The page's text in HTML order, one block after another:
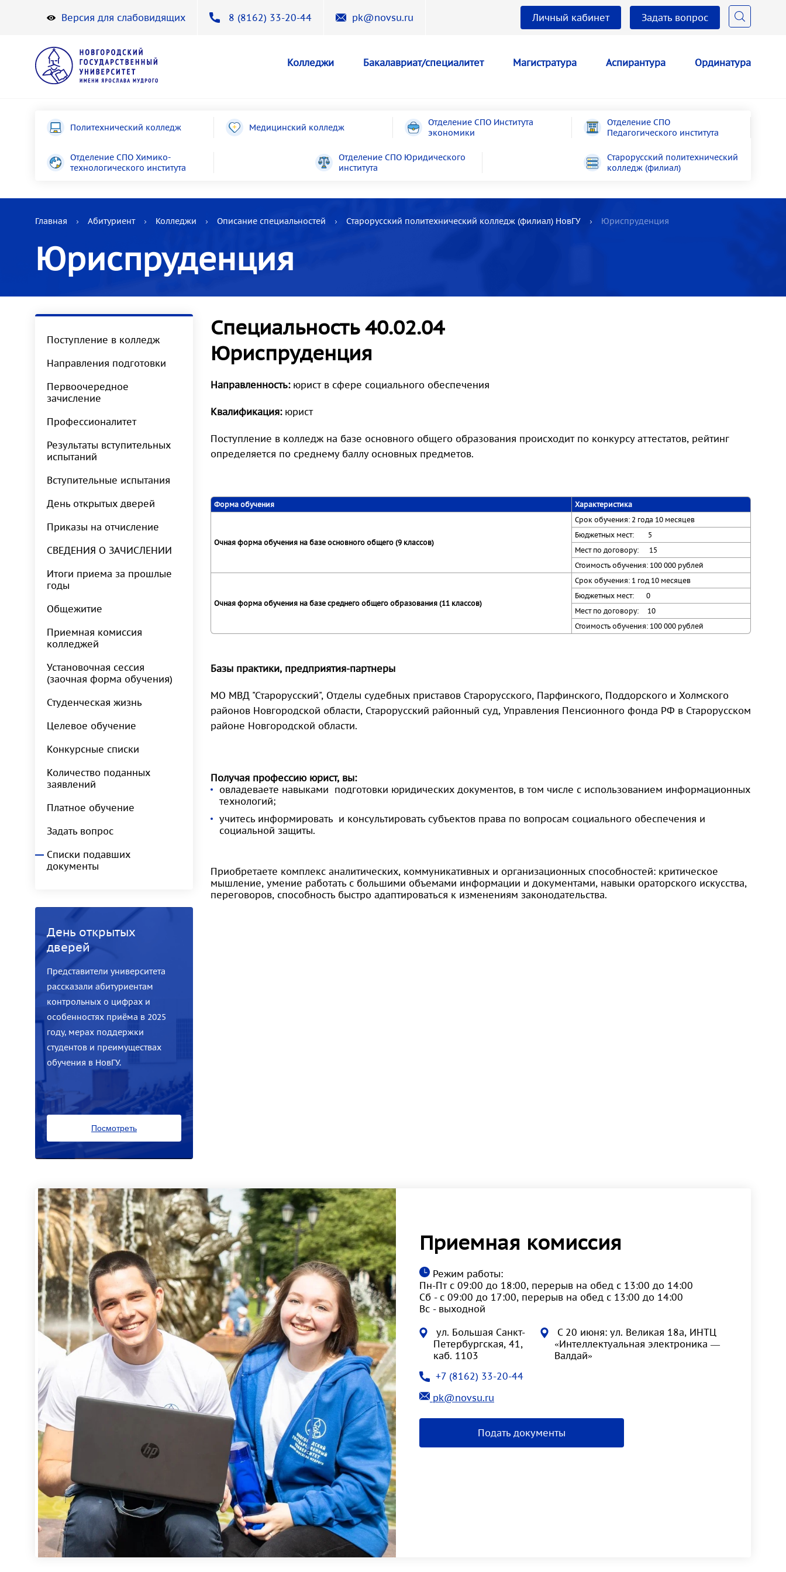
Версия для слабовидящих 8 (8162) 33-20-44 pk@novsu.ru Личный кабинет Задать вопрос
Колледжи Бакалавриат/специалитет Магистратура Аспирантура Ординатура
Политехнический колледж Медицинский колледж
Отделение СПО Института
экономики
Отделение СПО
Педагогического института
Отделение СПО Химико-
технологического института
Отделение СПО Юридического
института
Старорусский политехнический
колледж (филиал)
Главная Абитуриент Колледжи Описание специальностей Старорусский политехнический колледж (филиал) НовГУ Юриспруденция
Юриспруденция
Поступление в колледж
Направления подготовки
Первоочередное
зачисление
Профессионалитет
Результаты вступительных
испытаний
Вступительные испытания
День открытых дверей
Приказы на отчисление
СВЕДЕНИЯ О ЗАЧИСЛЕНИИ
Итоги приема за прошлые
годы
Общежитие
Приемная комиссия
колледжей
Установочная сессия
(заочная форма обучения)
Студенческая жизнь
Целевое обучение
Конкурсные списки
Количество поданных
заявлений
Платное обучение
Задать вопрос
Списки подавших
документы
День открытых
дверей
Представители университета
рассказали абитуриентам
контрольных о цифрах и
особенностях приёма в 2025
году, мерах поддержки
студентов и преимуществах
обучения в НовГУ.
Посмотреть
Специальность 40.02.04
Юриспруденция
Направленность: юрист в сфере социального обеспечения
Квалификация: юрист
Поступление в колледж на базе основного общего образования происходит по конкурсу аттестатов, рейтинг
определяется по среднему баллу основных предметов.
Форма обучения Характеристика
Очная форма обучения на базе основного общего (9 классов)
Срок обучения: 2 года 10 месяцев
Бюджетных мест: 5
Мест по договору: 15
Стоимость обучения: 100 000 рублей
Очная форма обучения на базе среднего общего образования (11 классов)
Срок обучения: 1 год 10 месяцев
Бюджетных мест: 0
Мест по договору: 10
Стоимость обучения: 100 000 рублей
Базы практики, предприятия-партнеры
МО МВД "Старорусский", Отделы судебных приставов Старорусского, Парфинского, Поддорского и Холмского
районов Новгородской области, Старорусский районный суд, Управления Пенсионного фонда РФ в Старорусском
районе Новгородской области.
Получая профессию юрист, вы:
овладеваете навыками подготовки юридических документов, в том числе с использованием информационных
технологий;
учитесь информировать и консультировать субъектов права по вопросам социального обеспечения и
социальной защиты.
Приобретаете комплекс аналитических, коммуникативных и организационных способностей: критическое
мышление, умение работать с большими объемами информации и документами, навыки ораторского искусства,
переговоров, способность быстро адаптироваться к изменениям законодательства.
Приемная комиссия
Режим работы:
Пн-Пт с 09:00 до 18:00, перерыв на обед с 13:00 до 14:00
Сб - с 09:00 до 17:00, перерыв на обед с 13:00 до 14:00
Вс - выходной
ул. Большая Санкт-
Петербургская, 41,
каб. 1103
С 20 июня: ул. Великая 18а, ИНТЦ
«Интеллектуальная электроника —
Валдай»
+7 (8162) 33-20-44
pk@novsu.ru
Подать документы